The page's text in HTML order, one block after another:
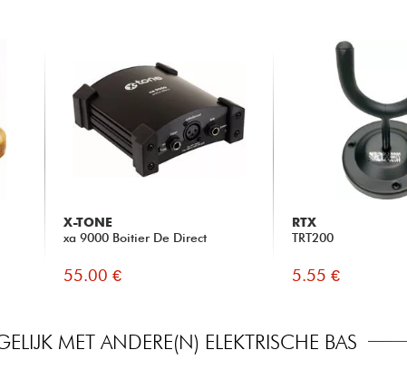
X-TONE
xa 9000 Boitier De Direct
55.00 €
RTX
TRT200
5.55 €
MET ANDERE(N) ELEKTRISCHE BAS